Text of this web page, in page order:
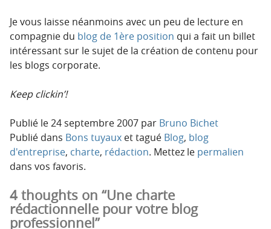
Je vous laisse néanmoins avec un peu de lecture en
compagnie du blog de 1ère position qui a fait un billet
intéressant sur le sujet de la création de contenu pour
les blogs corporate.
Keep clickin’!
Publié le24 septembre 2007 par Bruno Bichet
Publié dans Bons tuyaux et tagué Blog, blog
d'entreprise, charte, rédaction. Mettez le permalien
dans vos favoris.
4 thoughts on “Une charte
rédactionnelle pour votre blog
professionnel”